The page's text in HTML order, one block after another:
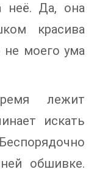
неё. Да, она
красива
не моего ума
лежит
искать
обшивке.